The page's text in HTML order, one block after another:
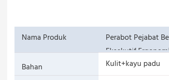
Nama Produk
Perabot Pejabat
Eksekutif
Bahan
Kulit+kayu padu